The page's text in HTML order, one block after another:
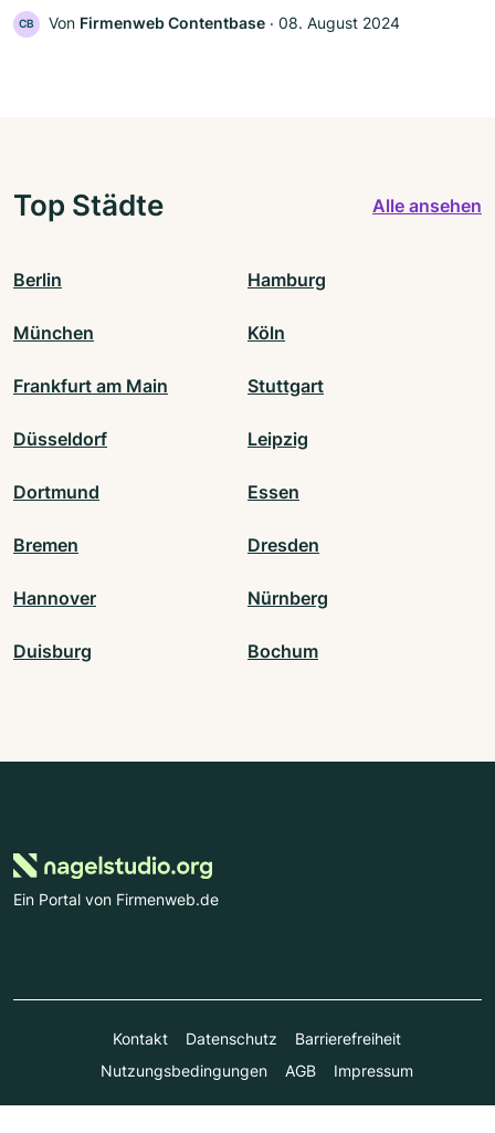
CB Von Firmenweb Contentbase ‧ 08. August 2024
Top Städte Alle ansehen
Berlin Hamburg
München Köln
Frankfurt am Main Stuttgart
Düsseldorf Leipzig
Dortmund Essen
Bremen Dresden
Hannover Nürnberg
Duisburg Bochum
Ein Portal von Firmenweb.de
Kontakt Datenschutz
Barrierefreiheit
Nutzungsbedingungen
AGB Impressum